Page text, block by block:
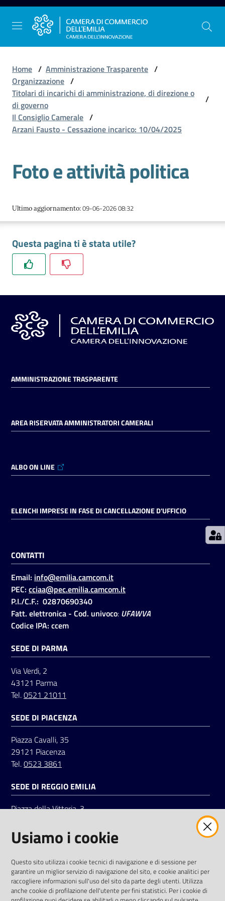
Vai al contenuto
Vai alla navigazione
Vai al footer
La
Camera
dell'Emilia
Gestire
l'impresa
Promuovere
e
il
territorio
l'Impresa
e
digitale
Pagamenti
Accedi
su
Home / Amministrazione Trasparente /
Organizzazione /
Titolari di incarichi di amministrazione, di direzione o
di governo
/
Il Consiglio Camerale /
Arzani Fausto - Cessazione incarico: 10/04/2025
Foto e attività politica
Ultimo aggiornamento:09-06-2026 08:32
Questa pagina ti è stata utile?
AMMINISTRAZIONE TRASPARENTE
AREA RISERVATA AMMINISTRATORI CAMERALI
ALBO ON LINE
ELENCHI IMPRESE IN FASE DI CANCELLAZIONE D'UFFICIO
CONTATTI
Email: info@emilia.camcom.it
PEC: cciaa@pec.emilia.camcom.it
P.I./C.F.: 02870690340
Fatt. elettronica - Cod. univoco: UFAWVA
Codice IPA: ccem
SEDE DI PARMA
Via Verdi, 2
43121 Parma
Tel.0521 21011
SEDE DI PIACENZA
Piazza Cavalli, 35
29121 Piacenza
Tel.0523 3861
SEDE DI REGGIO EMILIA
Piazza della Vittoria, 3
Tel.0522 7961
LinkedinFacebookInstagram
Usiamo i cookie
Questo sito utilizza i cookie tecnici di navigazione e di sessione per
garantire un miglior servizio di navigazione del sito, e cookie analitici per
raccogliere informazioni sull'uso del sito da parte degli utenti. Utilizza
anche cookie di profilazione dell'utente per fini statistici. Per i cookie di